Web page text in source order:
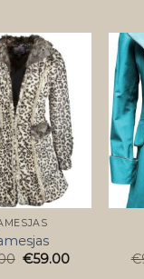
€59.00
€